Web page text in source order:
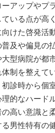
アップやプ
いる点が高
けた啓発活
及や偏見の
型病院が都
制を整えて
診時から個
的なハード
高い意識と
男性特有の